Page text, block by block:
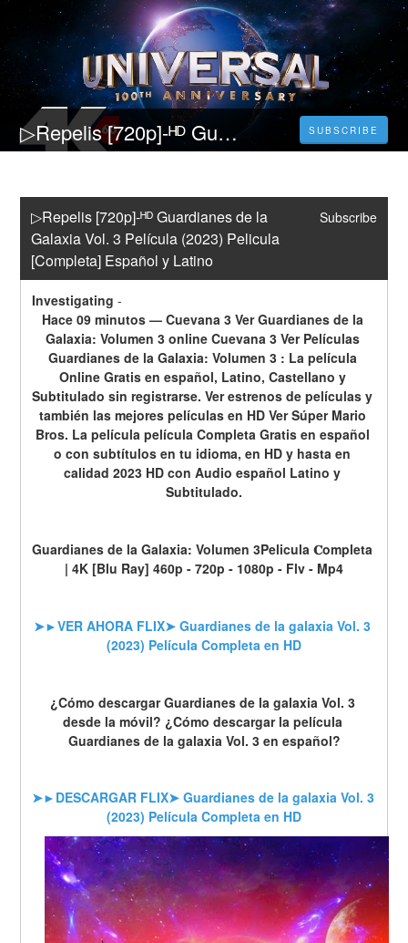
▷Repelis [720p]-ᴴᴰ Guardianes de la Galaxia Vol. 3 Película (2023) Pelicula [Completa] Español y Latino SUBSCRIBE
▷Repelis [720p]-ᴴᴰ Guardianes de la
Galaxia Vol. 3 Película (2023) Pelicula
[Completa] Español y Latino
Subscribe
Investigating -
Hace 09 minutos — Cuevana 3 Ver Guardianes de la
Galaxia: Volumen 3 online Cuevana 3 Ver Películas
Guardianes de la Galaxia: Volumen 3 : La película
Online Gratis en español, Latino, Castellano y
Subtitulado sin registrarse. Ver estrenos de películas y
también las mejores películas en HD Ver Súper Mario
Bros. La película película Completa Gratis en español
o con subtítulos en tu idioma, en HD y hasta en
calidad 2023 HD con Audio español Latino y
Subtitulado.
Guardianes de la Galaxia: Volumen 3Pelicula 𝐂ompleta
| 4K [Blu Ray] 460p - 720p - 1080p - Flv - Mp4
➤►VER AHORA FLIX➤ Guardianes de la galaxia Vol. 3
(2023) Película Completa en HD
¿Cómo descargar Guardianes de la galaxia Vol. 3
desde la móvil? ¿Cómo descargar la película
Guardianes de la galaxia Vol. 3 en español?
➤►DESCARGAR FLIX➤ Guardianes de la galaxia Vol. 3
(2023) Película Completa en HD